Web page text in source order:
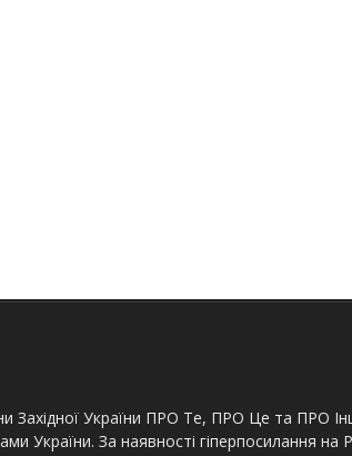
Західної України ПРО Те, ПРО Це та ПРО
України. За наявності гіперпосилання